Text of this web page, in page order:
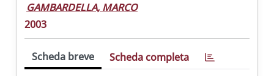
GAMBARDELLA, MARCO
2003
Scheda breve Scheda completa